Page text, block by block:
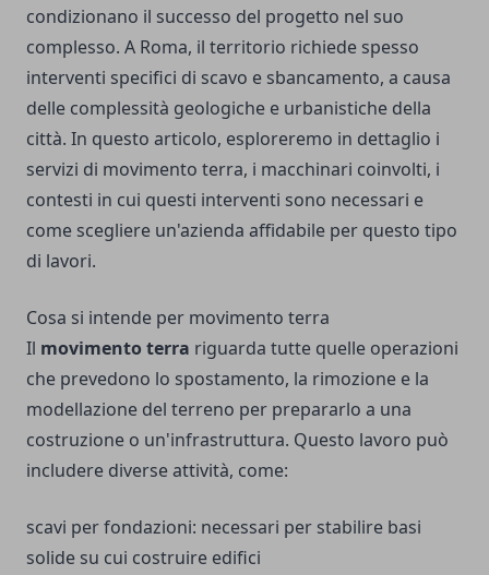
condizionano il successo del progetto nel suo
complesso. A Roma, il territorio richiede spesso
interventi specifici di scavo e sbancamento, a causa
delle complessità geologiche e urbanistiche della
città. In questo articolo, esploreremo in dettaglio i
servizi di movimento terra, i macchinari coinvolti, i
contesti in cui questi interventi sono necessari e
come scegliere un'azienda affidabile per questo tipo
di lavori.
Cosa si intende per movimento terra
Il movimento terra riguarda tutte quelle operazioni
che prevedono lo spostamento, la rimozione e la
modellazione del terreno per prepararlo a una
costruzione o un'infrastruttura. Questo lavoro può
includere diverse attività, come:
scavi per fondazioni: necessari per stabilire basi
solide su cui costruire edifici